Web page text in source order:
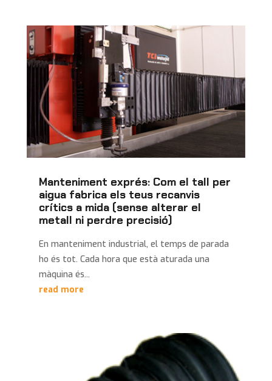
Manteniment exprés: Com el tall per
aigua fabrica els teus recanvis
crítics a mida (sense alterar el
metall ni perdre precisió)
En manteniment industrial, el temps de parada
ho és tot. Cada hora que està aturada una
màquina és...
read more